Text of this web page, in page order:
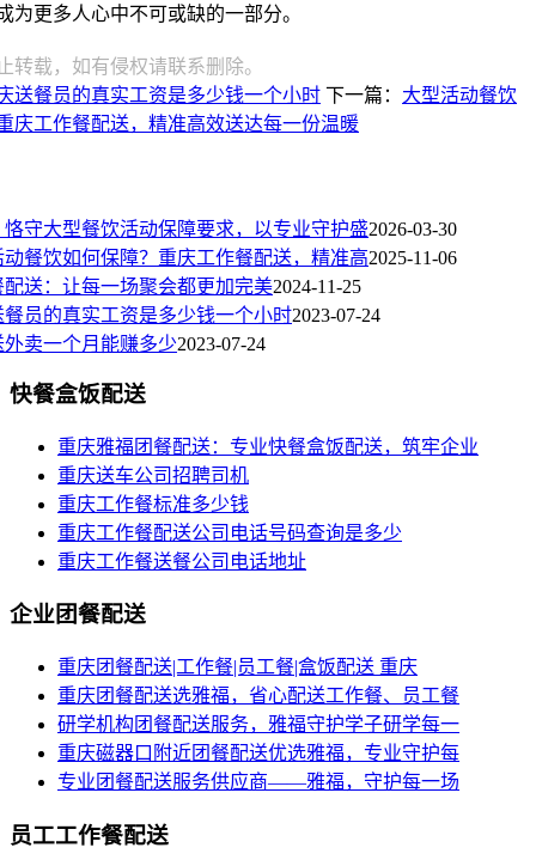
为更多人心中不可或缺的一部分。
转载，如有侵权请联系删除。
送餐员的真实工资是多少钱一个小时 下一篇： 大型活动餐饮
庆工作餐配送，精准高效送达每一份温暖
恪守大型餐饮活动保障要求，以专业守护盛2026-03-30
动餐饮如何保障？重庆工作餐配送，精准高2025-11-06
配送：让每一场聚会都更加完美2024-11-25
餐员的真实工资是多少钱一个小时2023-07-24
外卖一个月能赚多少2023-07-24
快餐盒饭配送
重庆雅福团餐配送：专业快餐盒饭配送，筑牢企业
重庆送车公司招聘司机
重庆工作餐标准多少钱
重庆工作餐配送公司电话号码查询是多少
重庆工作餐送餐公司电话地址
企业团餐配送
重庆团餐配送|工作餐|员工餐|盒饭配送 重庆
重庆团餐配送选雅福，省心配送工作餐、员工餐
研学机构团餐配送服务，雅福守护学子研学每一
重庆磁器口附近团餐配送优选雅福，专业守护每
专业团餐配送服务供应商——雅福，守护每一场
员工工作餐配送